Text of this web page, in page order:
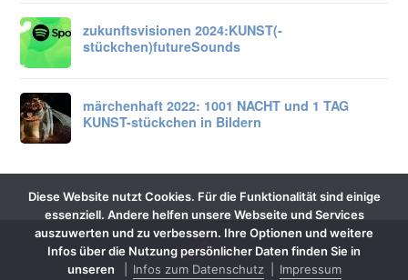
zukunftsvisionen 2024:KUNST(-
stückchen)futureSounds
märchenhaft 2022: 1001 NACHT und 1 TAG
KUNST-stückchen in Bildern
Diese Website nutzt Cookies. Für die Funktionalität sind einige
essenziell. Andere helfen unsere Webseite und Services
auszuwerten und zu verbessern. Ihre Optionen und weitere
Infos über die Nutzung persönlicher Daten finden Sie in
unseren
Infos zum Datenschutz
Impressum